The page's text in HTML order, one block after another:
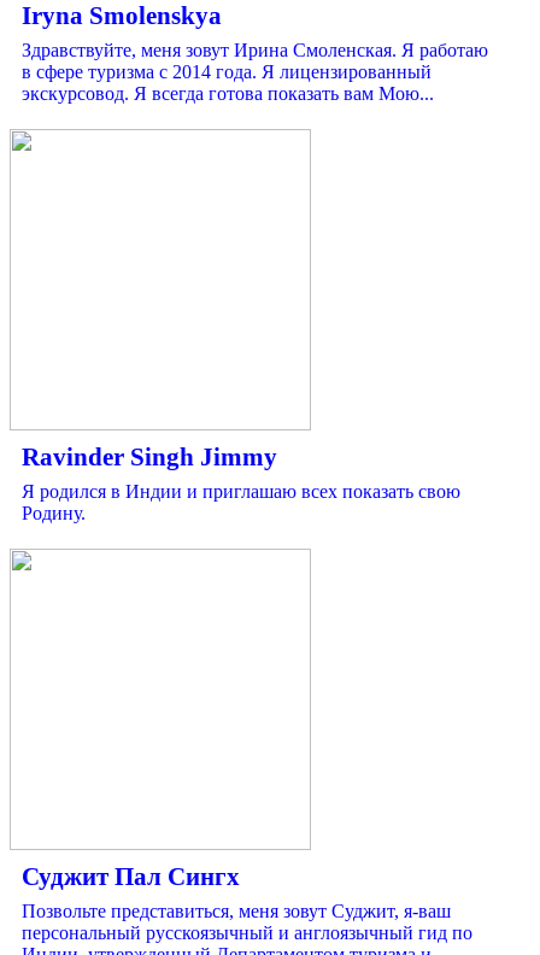
Iryna Smolenskya
Здравствуйте, меня зовут Ирина Смоленская. Я работаю
в сфере туризма с 2014 года. Я лицензированный
экскурсовод. Я всегда готова показать вам Мою...
Ravinder Singh Jimmy
Я родился в Индии и приглашаю всех показать свою
Родину.
Суджит Пал Сингх
Позвольте представиться, меня зовут Суджит, я-ваш
персональный русскоязычный и англоязычный гид по